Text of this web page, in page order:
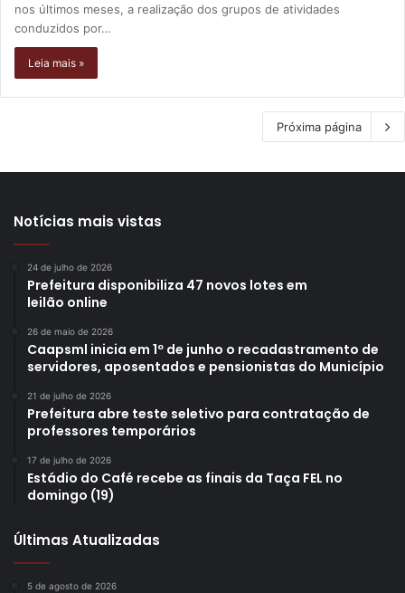
nos últimos meses, a realização dos grupos de atividades
conduzidos por…
Leia mais »
Próxima página
Notícias mais vistas
24 de julho de 2026
Prefeitura disponibiliza 47 novos lotes em
leilão online
26 de maio de 2026
Caapsml inicia em 1º de junho o recadastramento de
servidores, aposentados e pensionistas do Município
21 de julho de 2026
Prefeitura abre teste seletivo para contratação de
professores temporários
17 de julho de 2026
Estádio do Café recebe as finais da Taça FEL no
domingo (19)
Últimas Atualizadas
5 de agosto de 2026